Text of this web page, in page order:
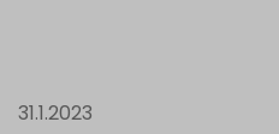
31.1.2023